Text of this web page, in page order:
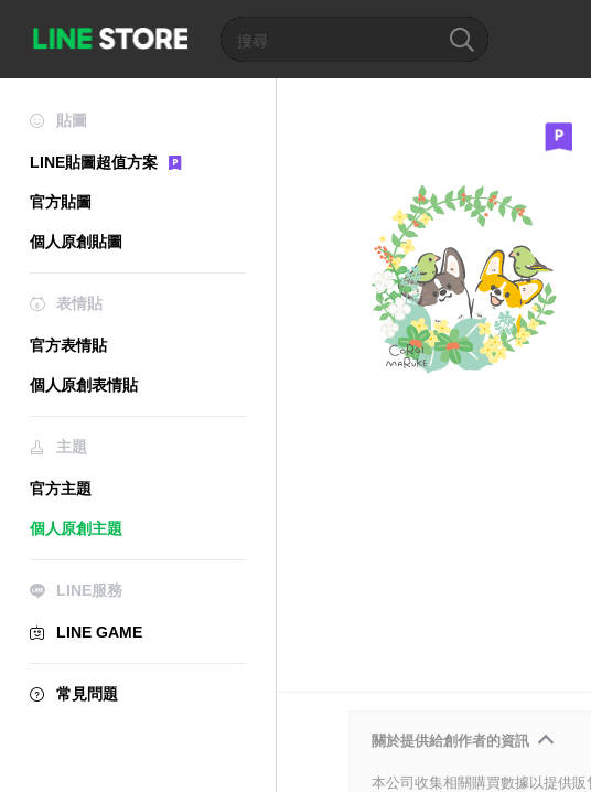
貼圖
LINE貼圖超值方案
官方貼圖
個人原創貼圖
表情貼
官方表情貼
個人原創表情貼
主題
官方主題
個人原創主題
LINE服務
LINE GAME
常見問題
關於提供給創作者的資訊
本公司收集相關購買數據以提供販